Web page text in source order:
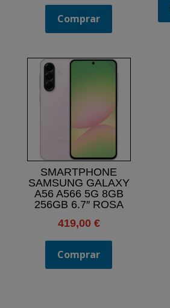
Comprar
SMARTPHONE
SAMSUNG GALAXY
A56 A566 5G 8GB
256GB 6.7″ ROSA
419,00 €
Comprar